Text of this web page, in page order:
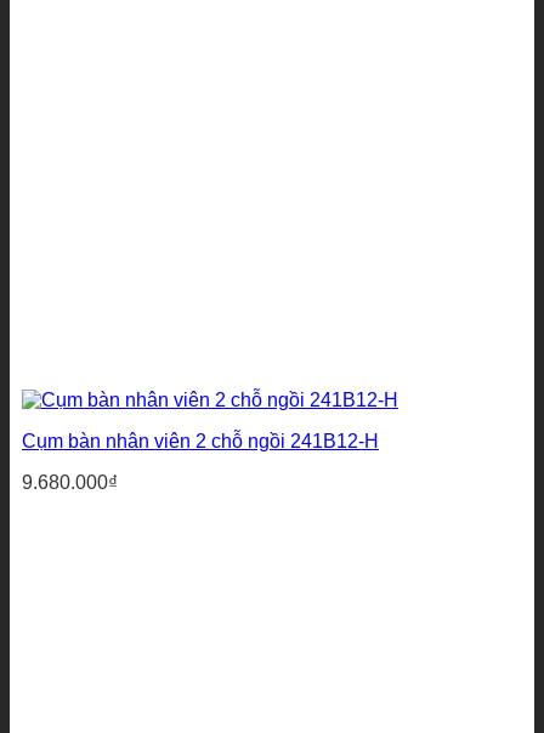
Cụm bàn nhân viên 2 chỗ ngồi 241B12-H
9.680.000₫